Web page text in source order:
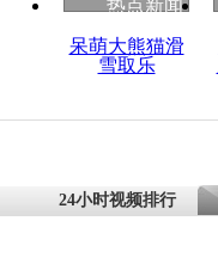
热点新闻
呆萌大熊猫滑
雪取乐
24小时视频排行